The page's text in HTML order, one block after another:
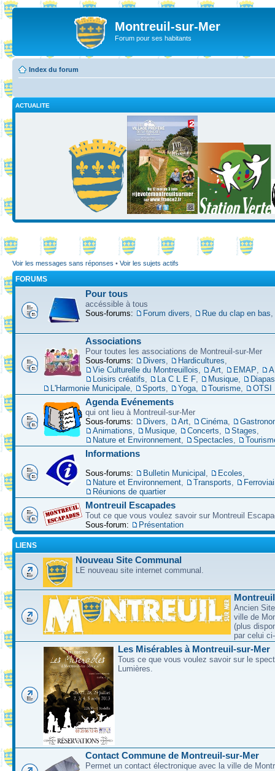
Montreuil-sur-Mer
Forum pour ses habitants
Index du forum
ACTUALITE
Voir les messages sans réponses • Voir les sujets actifs
FORUMS
Pour tous
accéssible à tous
Sous-forums:
Forum divers, Rue du clap en bas,
Associations
Pour toutes les associations de Montreuil-sur-Mer
Sous-forums:
Divers, Hardicultures,
Vie Culturelle du Montreuillois, Art, EMAP,
Loisirs créatifs, La C L E F, Musique,
L'Harmonie Municipale, Sports, Yoga, Tourisme, OTSI
Agenda Evénements
qui ont lieu à Montreuil-sur-Mer
Sous-forums:
Divers, Art, Cinéma,
Animations, Musique, Concerts, Stages,
Nature et Environnement, Spectacles,
Informations
Sous-forums: Bulletin Municipal , Ecoles,
Nature et Environnement, Transports,
Réunions de quartier
Montreuil Escapades
Tout ce que vous voulez savoir sur Montreuil
Sous-forum:
Présentation
LIENS
Nouveau Site Communal
LE nouveau site internet communal.
Ancien
ville de
(plus
par celui
Les Misérables à Montreuil-sur-Mer
Tous ce que vous voulez savoir sur le
Lumières.
Contact Commune de Montreuil-sur-Mer
Permet un contact électronique avec la ville de